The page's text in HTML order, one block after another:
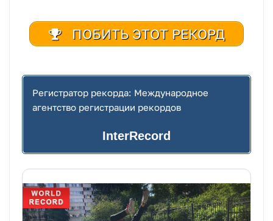
ПОБИТЬ ЭТОТ РЕКОРД
Регистратор рекорда: Международное
агентство регистрации рекордов
InterRecord